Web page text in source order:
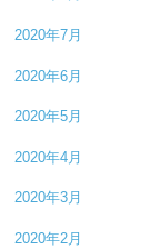
2020年7月
2020年6月
2020年5月
2020年4月
2020年3月
2020年2月